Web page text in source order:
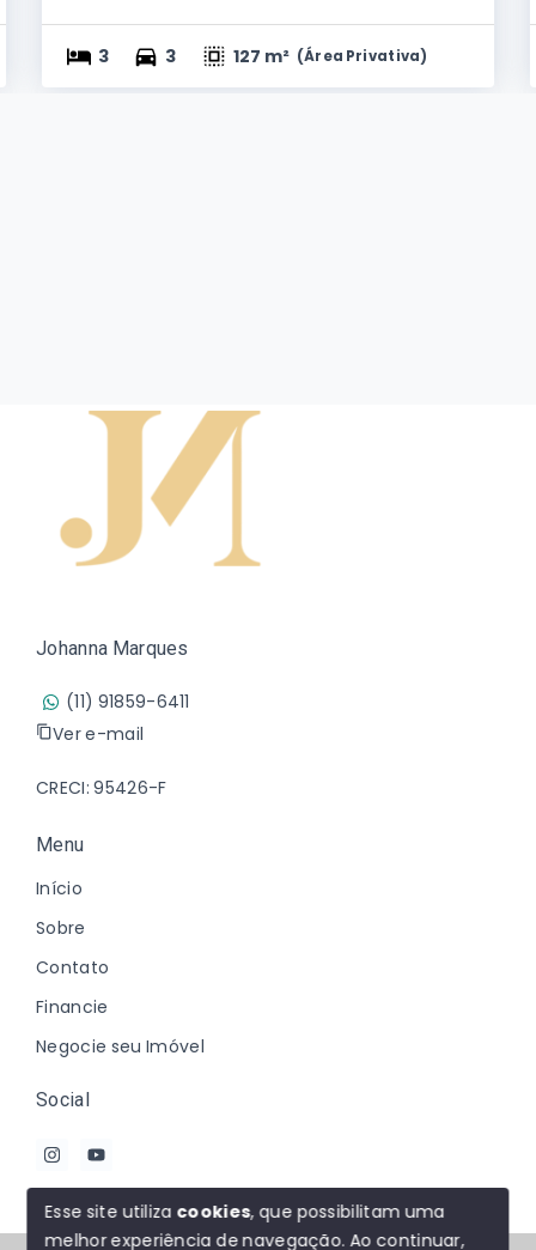
3 3 127 m² (Área Privativa)
Johanna Marques
(11) 91859-6411
Ver e-mail
CRECI: 95426-F
Menu
Início
Sobre
Contato
Financie
Negocie seu Imóvel
Social
Esse site utiliza cookies, que possibilitam uma
melhor experiência de navegação.Ao continuar,